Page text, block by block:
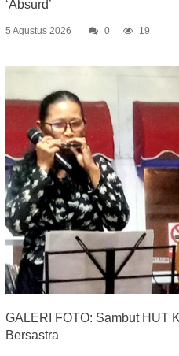
‘Absurd’
5 Agustus 2026 0 19
GALERI FOTO: Sambut HUT
Bersastra